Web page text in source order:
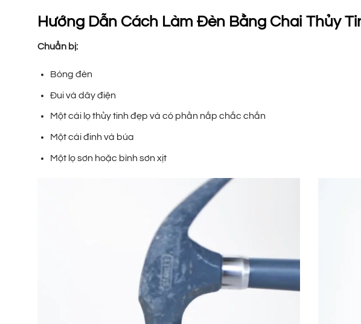
Hướng Dẫn Cách Làm Đèn Bằng Chai Thủy
Chuẩn bị:
Bóng đèn
Đui và dây điện
Một cái lọ thủy tinh đẹp và có phần nắp chắc chắn
Một cái đinh và búa
Một lọ sơn hoặc bình sơn xịt